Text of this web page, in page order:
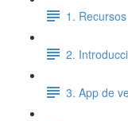
1. Recursos
2.
3. App de